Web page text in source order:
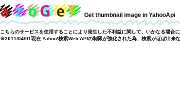
Get thumbnail image in YahooApi
こちらのサービスを使用することにより発生した不利益に関して、いかなる場合
※2011/04/01現在 Yahoo!検索Web APIの制限が強化された為、検索がほぼ出来